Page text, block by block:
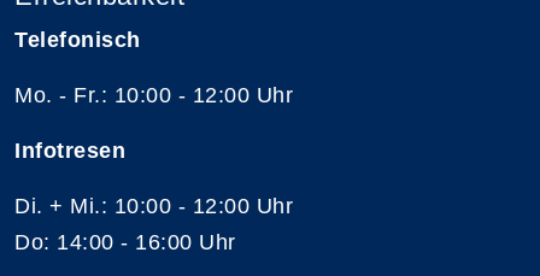
Telefonisch
Mo. - Fr.: 10:00 - 12:00 Uhr
Infotresen
Di. + Mi.: 10:00 - 12:00 Uhr
Do: 14:00 - 16:00 Uhr